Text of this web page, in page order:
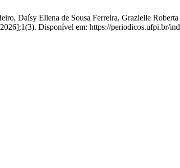
Daísy Ellena de Sousa Ferreira, Grazielle
2026];1(3). Disponível em: https://periodicos.ufpi.br/